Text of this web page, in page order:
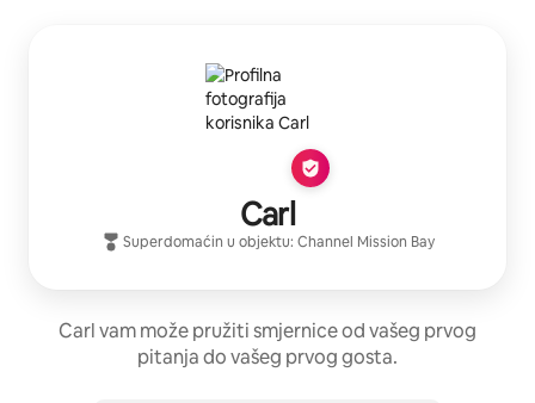
Carl
Superdomaćin u objektu: Channel Mission Bay
Carl vam može pružiti smjernice od vašeg prvog
pitanja do vašeg prvog gosta.